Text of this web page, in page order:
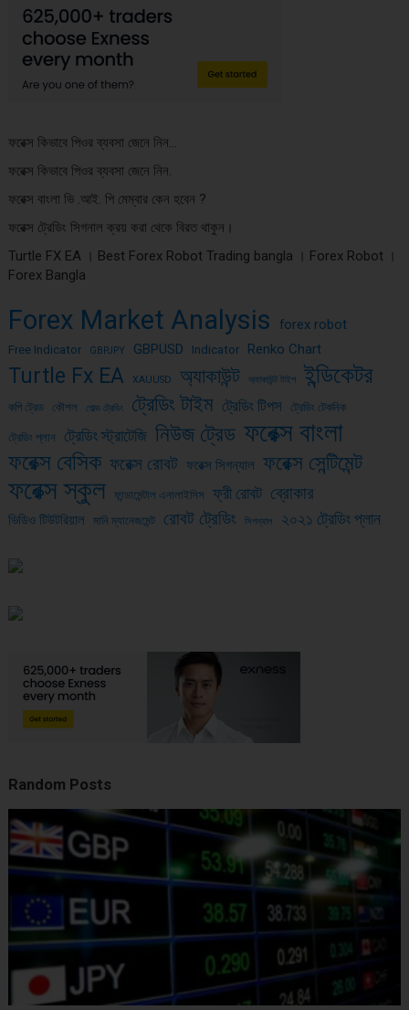
ফরেক্স কিভাবে পিওর ব্যবসা জেনে নিন…
ফরেক্স কিভাবে পিওর ব্যবসা জেনে নিন.
ফরেক্স বাংলা ভি .আই. পি মেম্বার কেন হবেন ?
ফরেক্স ট্রেডিং সিগনাল ক্রয় করা থেকে বিরত থাকুন।
Turtle FX EA । Best Forex Robot Trading bangla । Forex Robot ।
Forex Bangla
Forex Market Analysis forex robot
Free Indicator GBPJPY GBPUSD Indicator Renko Chart
Turtle Fx EA XAUUSD অ্যাকাউন্ট অ্যাকাউন্ট টাইপ ইন্ডিকেটর
কপি ট্রেড কৌশল গোল্ড ট্রেডিং ট্রেডিং টাইম ট্রেডিং টিপস ট্রেডিং টেকনিক
ট্রেডিং প্লান ট্রেডিং স্ট্রাটেজি নিউজ ট্রেড ফরেক্স বাংলা
ফরেক্স বেসিক ফরেক্স রোবট ফরেক্স সিগন্যাল ফরেক্স সেন্টিমেন্ট
ফরেক্স স্কুল ফান্ডামেন্টাল এনালাইসিস ফ্রী রোবট ব্রোকার
ভিডিও টিউটরিয়াল মানি ম্যানেজমেন্ট রোবট ট্রেডিং সিগন্যাল ২০২১ ট্রেডিং প্লান
Random Posts